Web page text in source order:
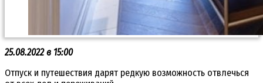
25.08.2022 в 15:00
Отпуск и путешествия дарят редкую возможность отвлечься